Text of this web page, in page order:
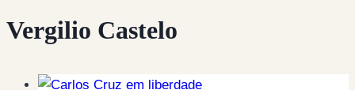
Vergilio Castelo